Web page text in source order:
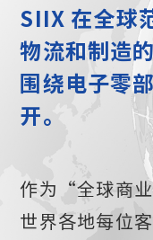
SIIX 在全球
物流和制造
围绕电子零
开。
作为“全球商
世界各地每位